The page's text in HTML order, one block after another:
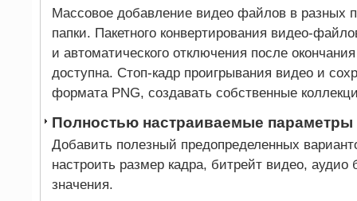
Массовое добавление видео файлов в разных
папки. Пакетного конвертирования видео-
и автоматического отключения после
доступна. Стоп-кадр проигрывания видео и
формата PNG, создавать собственные
Полностью настраиваемые параметры
Добавить полезный предопределенных
настроить размер кадра, битрейт видео,
значения.